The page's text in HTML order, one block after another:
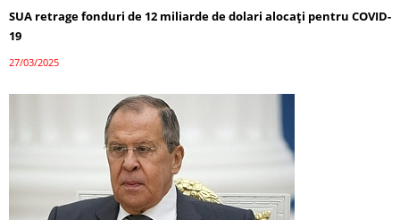
SUA retrage fonduri de 12 miliarde de dolari alocați pentru COVID-
19
27/03/2025